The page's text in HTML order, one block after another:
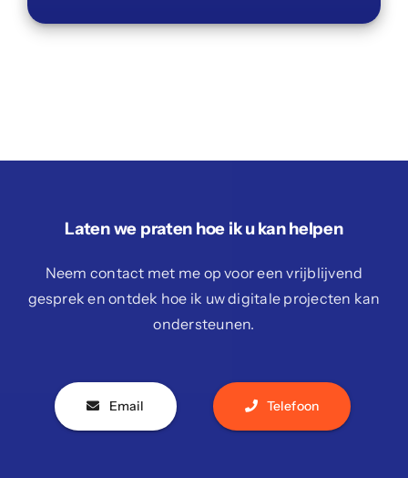
Laten we praten hoe ik u kan helpen
Neem contact met me op voor een vrijblijvend
gesprek en ontdek hoe ik uw digitale projecten kan
ondersteunen.
Email Telefoon